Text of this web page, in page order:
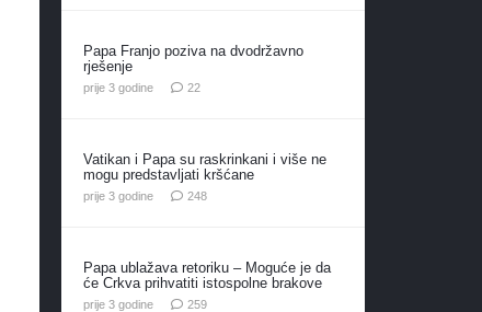
Papa Franjo poziva na dvodržavno
rješenje
prije 3 godine 22komentara
Vatikan i Papa su raskrinkani i više ne
mogu predstavljati kršćane
prije 3 godine 248komentara
Papa ublažava retoriku – Moguće je da
će Crkva prihvatiti istospolne brakove
prije 3 godine 259komentara